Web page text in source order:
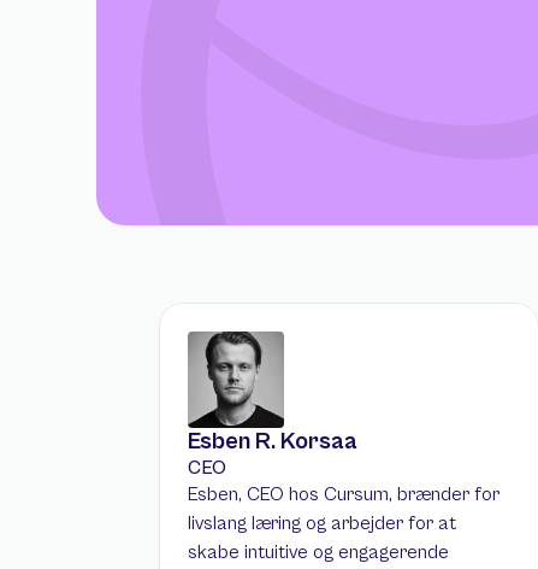
Esben R. Korsaa
CEO
Esben, CEO hos Cursum, brænder for
livslang læring og arbejder for at
skabe intuitive og engagerende